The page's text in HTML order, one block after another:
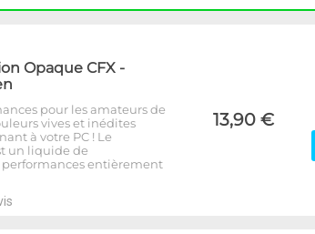
Opaque CFX -
pour les amateurs de
vives et inédites
à votre PC ! Le
un liquide de
entièrement
13,90 €